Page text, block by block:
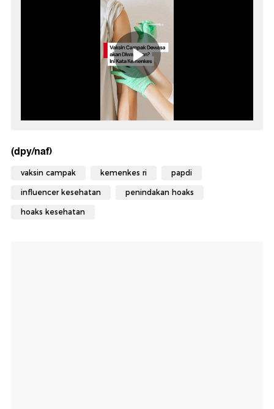
(dpy/naf)
vaksin campak kemenkes ri papdi
influencer kesehatan penindakan hoaks
hoaks kesehatan